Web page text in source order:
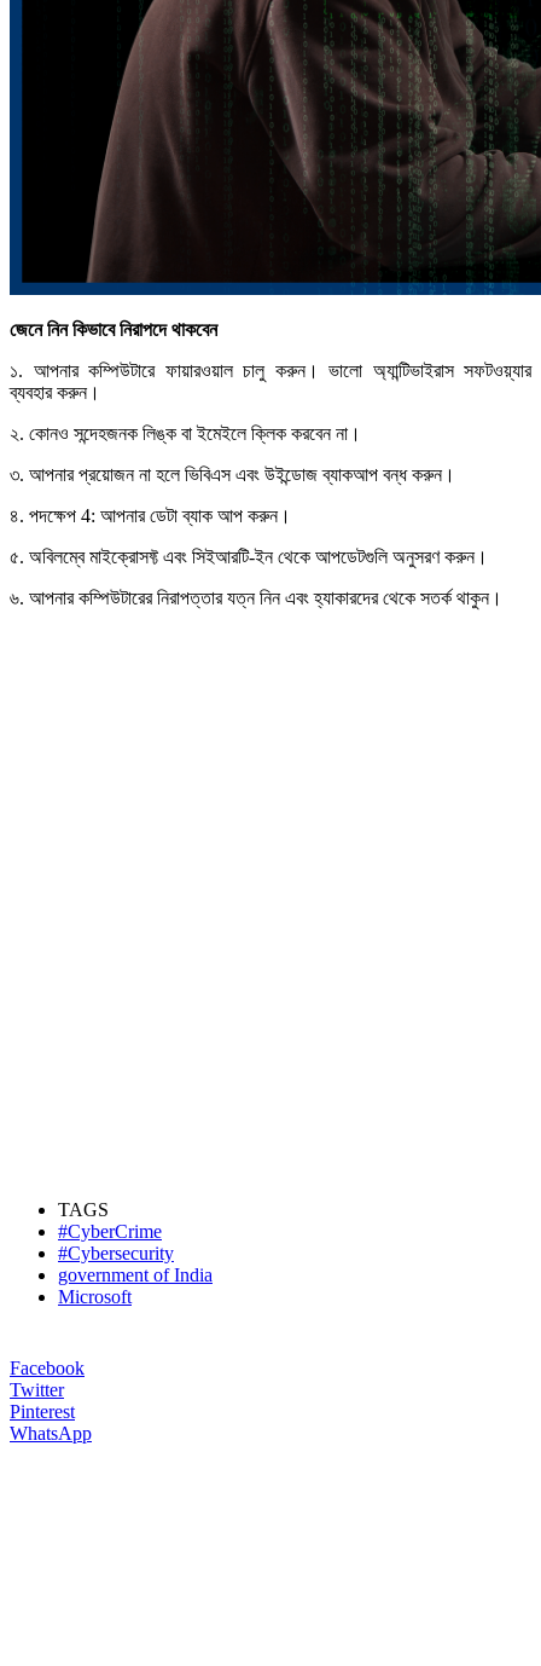
জেনে নিন কিভাবে নিরাপদে থাকবেন
১. আপনার কম্পিউটারে ফায়ারওয়াল চালু করুন। ভালো অ্যান্টিভাইরাস সফটওয়্যার
ব্যবহার করুন।
২. কোনও সন্দেহজনক লিঙ্ক বা ইমেইলে ক্লিক করবেন না।
৩. আপনার প্রয়োজন না হলে ভিবিএস এবং উইন্ডোজ ব্যাকআপ বন্ধ করুন।
৪. পদক্ষেপ 4: আপনার ডেটা ব্যাক আপ করুন।
৫. অবিলম্বে মাইক্রোসফ্ট এবং সিইআরটি-ইন থেকে আপডেটগুলি অনুসরণ করুন।
৬. আপনার কম্পিউটারের নিরাপত্তার যত্ন নিন এবং হ্যাকারদের থেকে সতর্ক থাকুন।
TAGS
#CyberCrime
#Cybersecurity
government of India
Microsoft
Facebook
Twitter
Pinterest
WhatsApp